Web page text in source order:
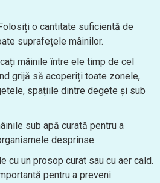
o cantitate suficientă de
suprafețele mâinilor.
mâinile între ele timp de cel
grijă să acoperiți toate zonele,
spațiile dintre degete și sub
sub apă curată pentru a
desprinse.
cu un prosop curat sau cu aer cald.
pentru a preveni